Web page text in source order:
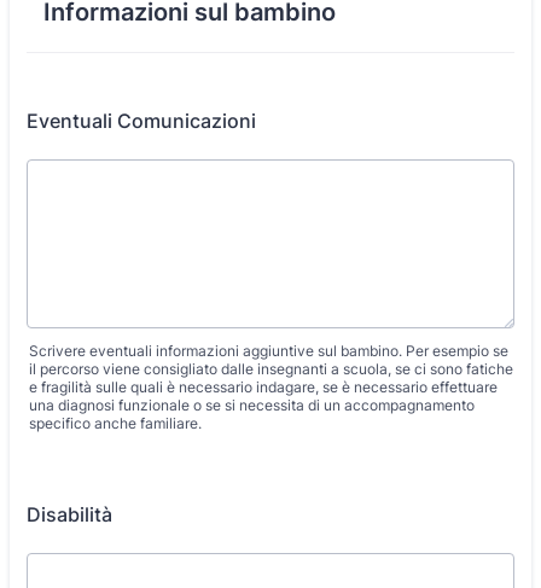
Informazioni sul bambino
Eventuali Comunicazioni
Scrivere eventuali informazioni aggiuntive sul bambino. Per esempio se
il percorso viene consigliato dalle insegnanti a scuola, se ci sono fatiche
e fragilità sulle quali è necessario indagare, se è necessario effettuare
una diagnosi funzionale o se si necessita di un accompagnamento
specifico anche familiare.
Disabilità